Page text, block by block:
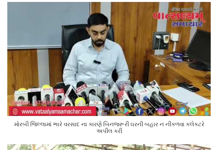
મોરબી જિલ્લામાં ભારે વરસાદ ના કારણે બિનજરૂરી ઘરની બહાર ન નીકળવા કલેક્ટરે
અપીલ કરી